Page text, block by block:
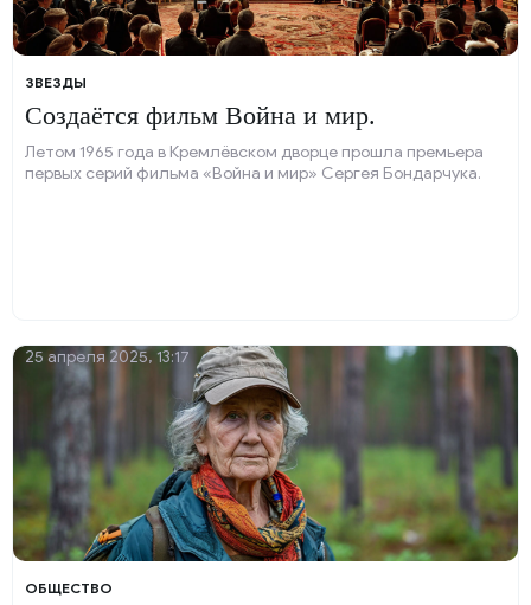
ЗВЕЗДЫ
Создаётся фильм Война и мир.
Летом 1965 года в Кремлёвском дворце прошла премьера
первых серий фильма «Война и мир» Сергея Бондарчука.
ОБЩЕСТВО
25 апреля 2025, 13:17